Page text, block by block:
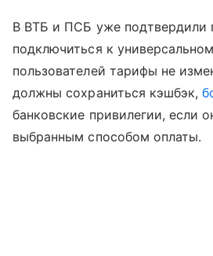
В ВТБ и ПСБ уже подтвердили
подключиться к
пользователей тарифы не
должны сохраниться кэшбэк,
банковские привилегии, если
выбранным способом оплаты.